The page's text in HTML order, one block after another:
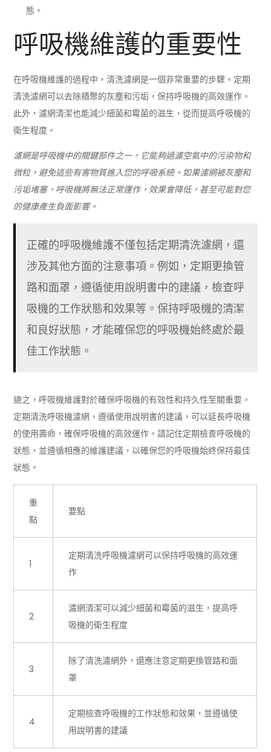
態。
呼吸機維護的重要性
在呼吸機維護的過程中，清洗濾網是一個非常重要的步驟。定期
清洗濾網可以去除積聚的灰塵和污垢，保持呼吸機的高效運作。
此外，濾網清潔也能減少細菌和霉菌的滋生，從而提高呼吸機的
衛生程度。
濾網是呼吸機中的關鍵部件之一，它能夠過濾空氣中的污染物和
微粒，避免這些有害物質進入您的呼吸系統。如果濾網被灰塵和
污垢堵塞，呼吸機將無法正常運作，效果會降低，甚至可能對您
的健康產生負面影響。
正確的呼吸機維護不僅包括定期清洗濾網，還
涉及其他方面的注意事項。例如，定期更換管
路和面罩，遵循使用說明書中的建議，檢查呼
吸機的工作狀態和效果等。保持呼吸機的清潔
和良好狀態，才能確保您的呼吸機始終處於最
佳工作狀態。
總之，呼吸機維護對於確保呼吸機的有效性和持久性至關重要。
定期清洗呼吸機濾網，遵循使用說明書的建議，可以延長呼吸機
的使用壽命，確保呼吸機的高效運作。請記住定期檢查呼吸機的
狀態，並遵循相應的維護建議，以確保您的呼吸機始終保持最佳
狀態。
重
點
要點
1
定期清洗呼吸機濾網可以保持呼吸機的高效運
作
2
濾網清潔可以減少細菌和霉菌的滋生，提高呼
吸機的衛生程度
3
除了清洗濾網外，還應注意定期更換管路和面
罩
4
定期檢查呼吸機的工作狀態和效果，並遵循使
用說明書的建議